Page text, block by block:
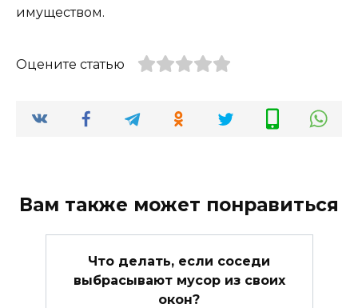
имуществом.
Оцените статью
Вам также может понравиться
Что делать, если соседи
выбрасывают мусор из своих
окон?